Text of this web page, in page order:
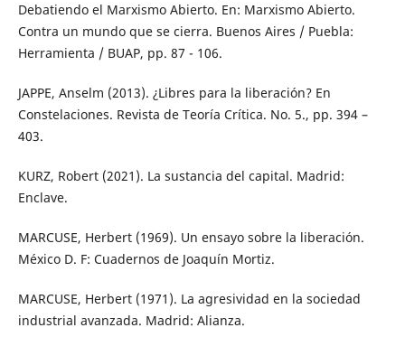
Debatiendo el Marxismo Abierto. En: Marxismo Abierto.
Contra un mundo que se cierra. Buenos Aires / Puebla:
Herramienta / BUAP, pp. 87 - 106.
JAPPE, Anselm (2013). ¿Libres para la liberación? En
Constelaciones. Revista de Teoría Crítica. No. 5., pp. 394 –
403.
KURZ, Robert (2021). La sustancia del capital. Madrid:
Enclave.
MARCUSE, Herbert (1969). Un ensayo sobre la liberación.
México D. F: Cuadernos de Joaquín Mortiz.
MARCUSE, Herbert (1971). La agresividad en la sociedad
industrial avanzada. Madrid: Alianza.